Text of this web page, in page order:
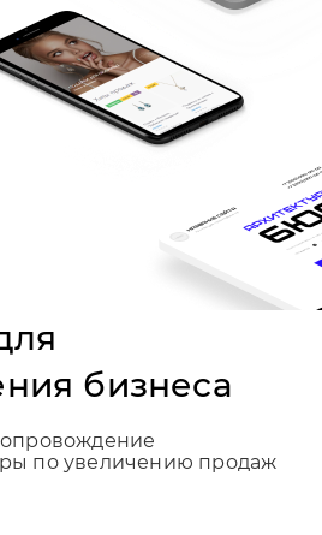
бизнеса
по увеличению продаж